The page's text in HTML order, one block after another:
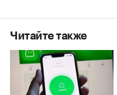
Читайте также